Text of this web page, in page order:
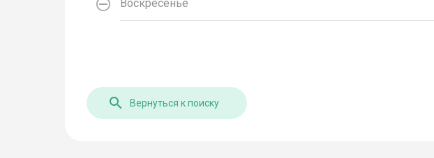
Воскресенье
Вернуться к поиску